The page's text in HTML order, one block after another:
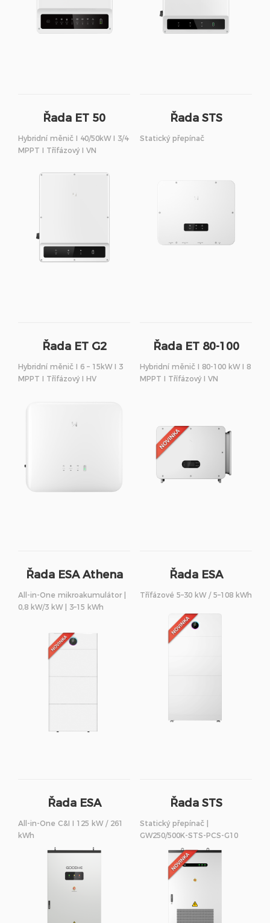
Řada ET 50
Hybridní měnič I 40/50kW I 3/4
MPPT I Třífázový I VN
Řada STS
Statický přepínač
Řada ET G2
Hybridní měnič I 6 – 15kW I 3
MPPT I Třífázový I HV
Řada ET 80-100
Hybridní měnič I 80-100 kW I 8
MPPT I Třífázový I VN
Řada ESA Athena
S3
All-in-One mikroakumulátor |
0,8 kW/3 kW | 3–15 kWh
Řada ESA
Třífázové 5–30 kW / 5–108 kWh
Řada ESA
All-in-One C&I I 125 kW / 261
kWh
Řada STS
250/500kW
Statický přepínač |
GW250/500K-STS-PCS-G10